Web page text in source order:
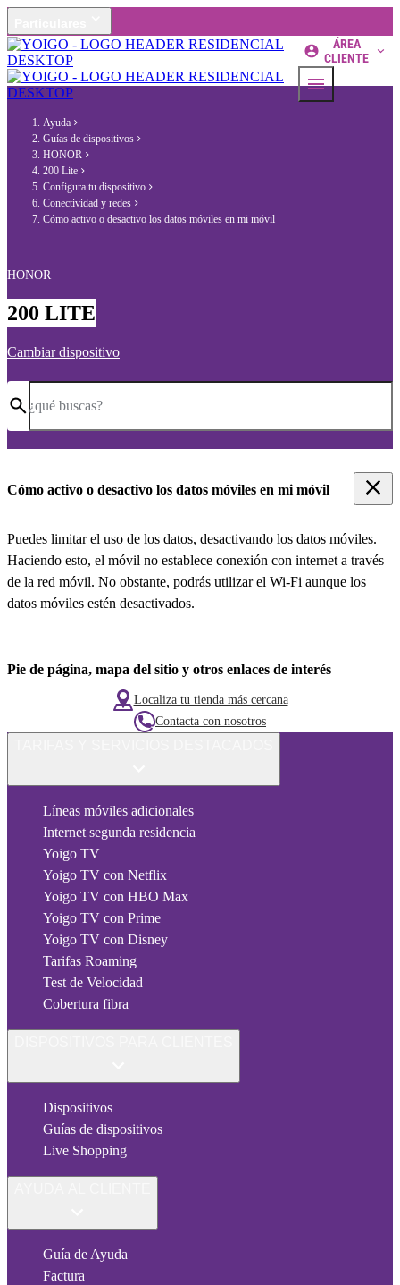
ÁREA
CLIENTE
Ayuda
Guías de dispositivos
HONOR
200 Lite
Configura tu dispositivo
Conectividad y redes
Cómo activo o desactivo los datos móviles en mi móvil
HONOR
200 LITE
Cambiar dispositivo
¿qué buscas?
Cómo activo o desactivo los datos móviles en mi móvil
Puedes limitar el uso de los datos, desactivando los datos móviles.
Haciendo esto, el móvil no establece conexión con internet a través
de la red móvil. No obstante, podrás utilizar el Wi-Fi aunque los
datos móviles estén desactivados.
Pie de página, mapa del sitio y otros enlaces de interés
Localiza tu tienda más cercana
Contacta con nosotros
Líneas móviles adicionales
Internet segunda residencia
Yoigo TV
Yoigo TV con Netflix
Yoigo TV con HBO Max
Yoigo TV con Prime
Yoigo TV con Disney
Tarifas Roaming
Test de Velocidad
Cobertura fibra
Dispositivos
Guías de dispositivos
Live Shopping
Guía de Ayuda
Factura